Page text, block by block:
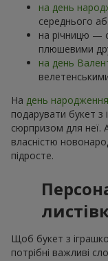
на день
середнього
на річницю —
плюшевими
на день
На день
подарувати букет з
сюрпризом для неї.
власністю
підросте.
Щоб букет з
потрібні важливі